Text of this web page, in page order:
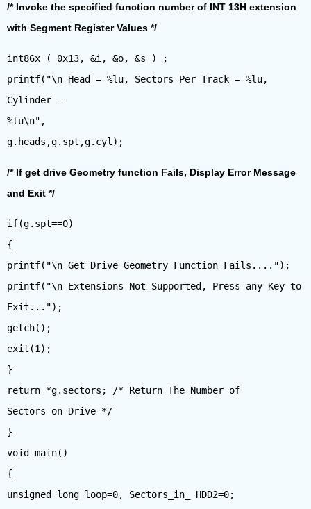
/* Invoke the specified function number of INT 13H extension
with Segment Register Values */
int86x ( 0x13, &i, &o, &s ) ;
printf("\n Head = %lu, Sectors Per Track = %lu,
Cylinder =
%lu\n",
/* If get drive Geometry function Fails, Display Error Message
and Exit */
if(g.spt==0)
{
printf("\n Get Drive Geometry Function Fails....");
printf("\n Extensions Not Supported, Press any Key to
Exit...");
getch();
exit(1);
}
return *g.sectors; /* Return The Number of
Sectors on Drive */
}
void main()
{
unsigned long loop=0, Sectors_in_ HDD2=0;